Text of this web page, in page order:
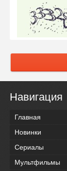
Навигация
Главная
Новинки
Сериалы
Мультфильмы